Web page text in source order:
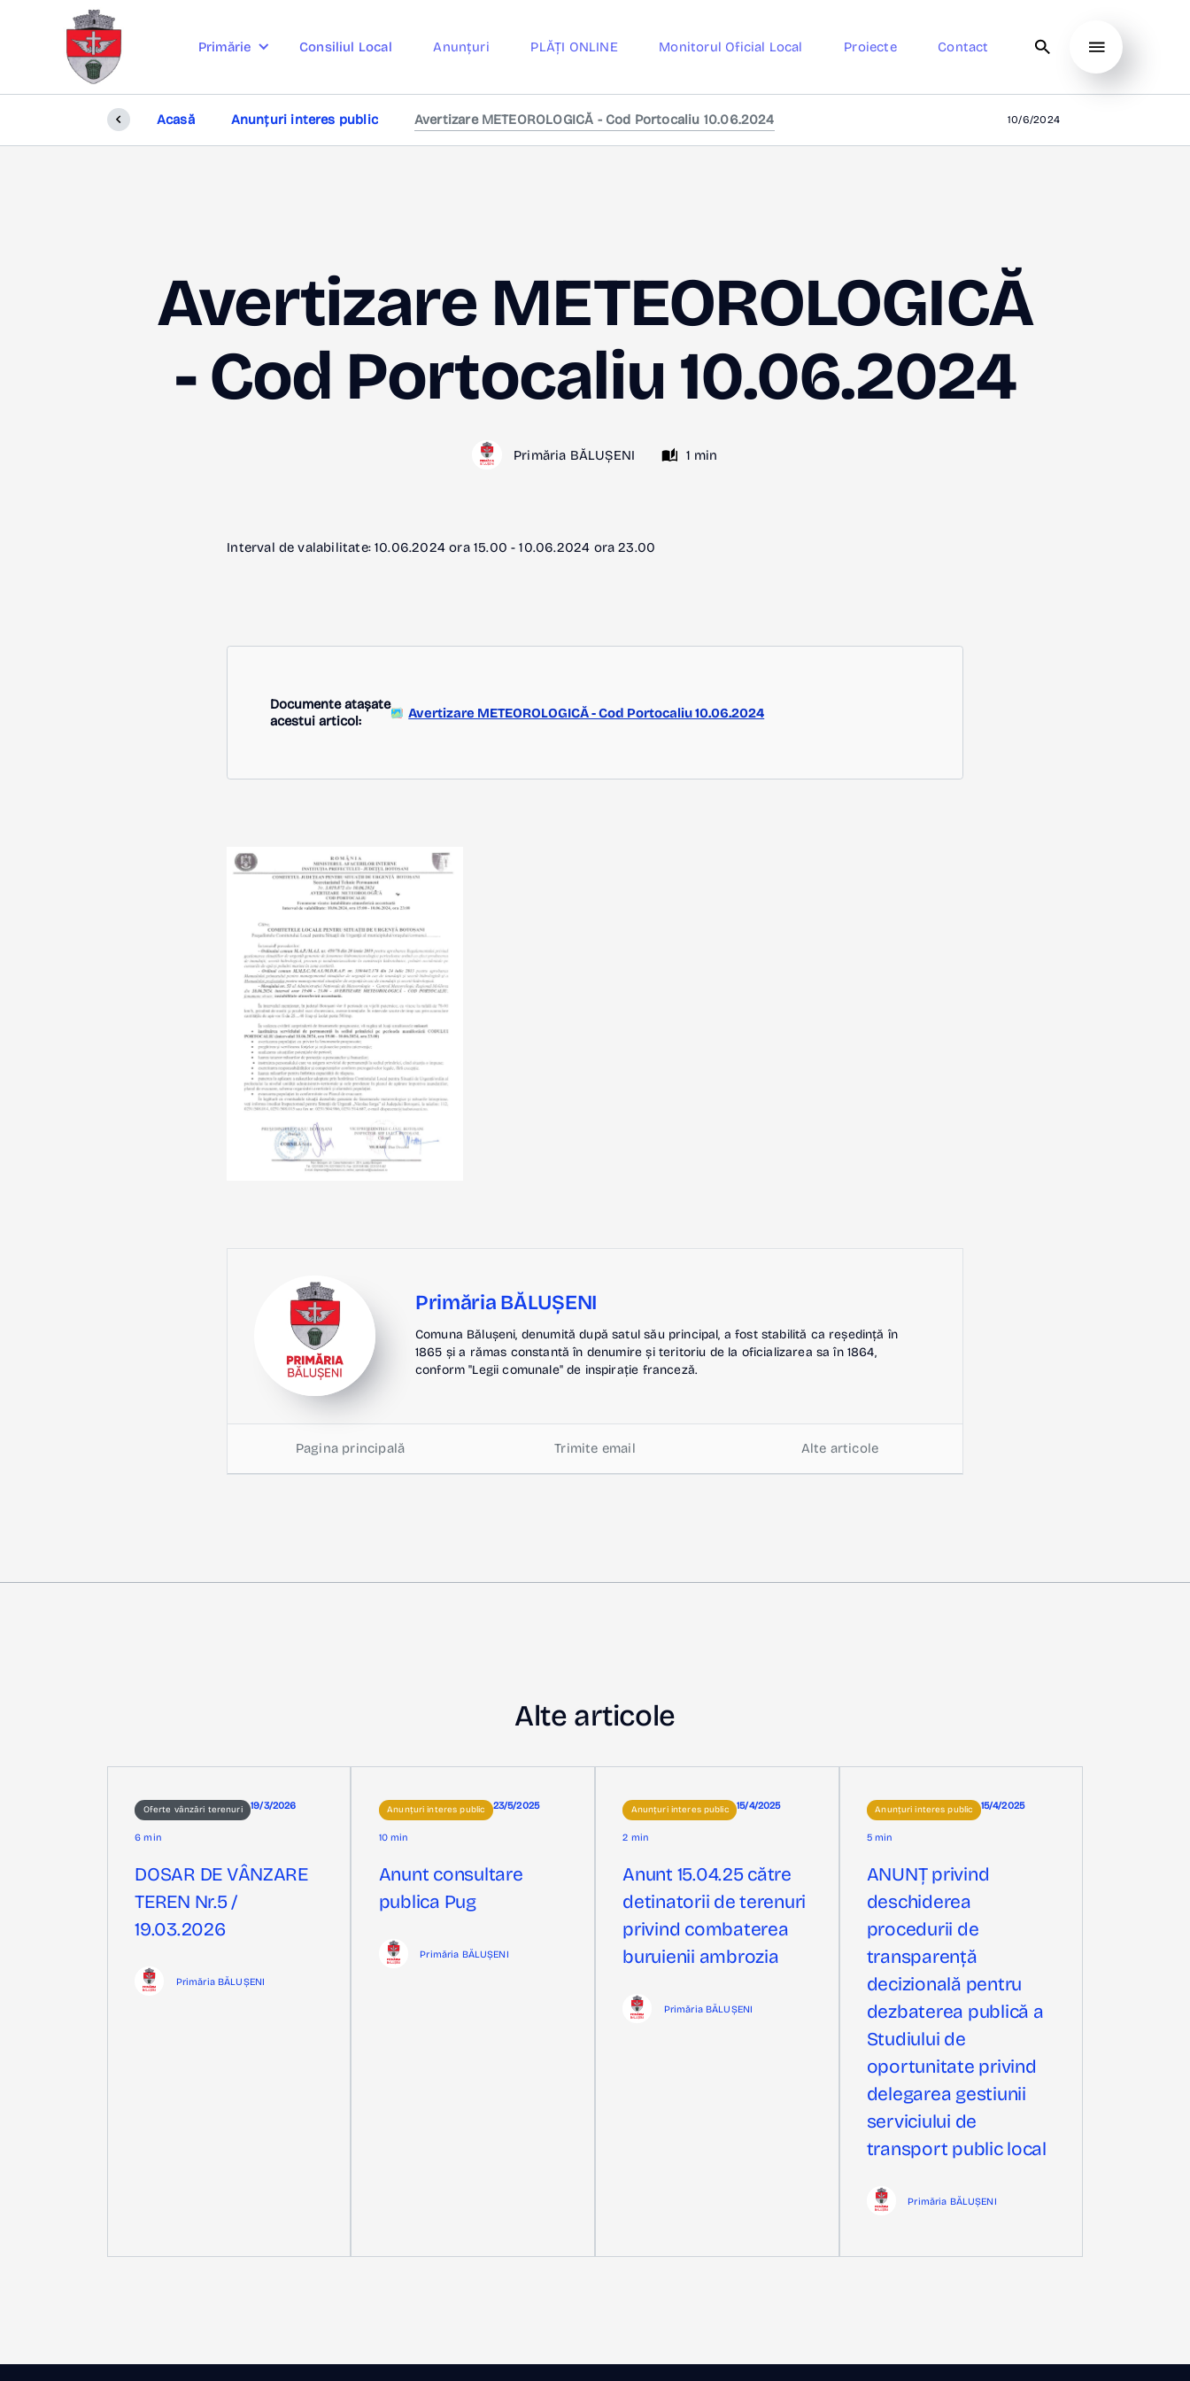
Primărie Consiliul Local Anunțuri PLĂȚI ONLINE Monitorul Oficial Local Proiecte Contact
Acasă Anunțuri interes public Avertizare METEOROLOGICĂ - Cod Portocaliu 10.06.2024 10/6/2024
Avertizare METEOROLOGICĂ
- Cod Portocaliu 10.06.2024
Primăria BĂLUȘENI 1 min
Interval de valabilitate: 10.06.2024 ora 15.00 - 10.06.2024 ora 23.00
Documente atașate
acestui articol:
Avertizare METEOROLOGICĂ - Cod Portocaliu 10.06.2024
Primăria BĂLUȘENI
Comuna Bălușeni, denumită după satul său principal, a fost stabilită ca reședință în
1865 și a rămas constantă în denumire și teritoriu de la oficializarea sa în 1864,
conform "Legii comunale" de inspirație franceză.
Pagina principală Trimite email Alte articole
Alte articole
Oferte vânzări terenuri 19/3/2026
6 min
DOSAR DE VÂNZARE
TEREN Nr.5 /
19.03.2026
Primăria BĂLUȘENI
Anunțuri interes public 23/5/2025
10 min
Anunt consultare
publica Pug
Primăria BĂLUȘENI
Anunțuri interes public 15/4/2025
2 min
Anunt 15.04.25 către
detinatorii de terenuri
privind combaterea
buruienii ambrozia
Primăria BĂLUȘENI
Anunțuri interes public 15/4/2025
5 min
ANUNȚ privind
deschiderea
procedurii de
transparență
decizională pentru
dezbaterea publică a
Studiului de
oportunitate privind
delegarea gestiunii
serviciului de
transport public local
Primăria BĂLUȘENI